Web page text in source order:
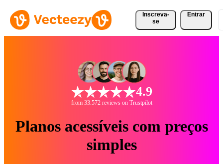
Inscreva-
se
Entrar
4.9
from 33.572 reviews on Trustpilot
Planos acessíveis com preços
simples